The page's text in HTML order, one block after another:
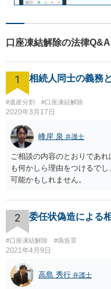
口座凍結解除の法律
1 相続人同士の義務
#遺産分割 #口座凍結解除
2020年3月17日
峰岸 泉 弁護士
ご相談の内容のとおりであ
も何かしら理由をつけるで
可能かもしれません。
2 委任状偽造による
#口座凍結解除 #偽造罪
2021年4月9日
高島 秀行 弁護士